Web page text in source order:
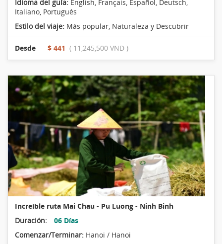
Idioma del guía: English, Français, Español, Deutsch,
Italiano, Português
Estilo del viaje: Más popular, Naturaleza y Descubrir
Desde $ 441 ( 11,245,500 VND )
Increíble ruta Mai Chau - Pu Luong - Ninh Binh
Duración:
06 Días
Comenzar/Terminar: Hanoi / Hanoi